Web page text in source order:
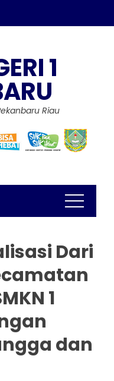
1
Riau
Dari
1
dan